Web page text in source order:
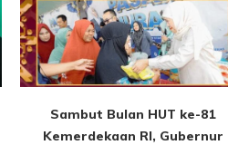
Sambut Bulan HUT ke-81
Kemerdekaan RI, Gubernur